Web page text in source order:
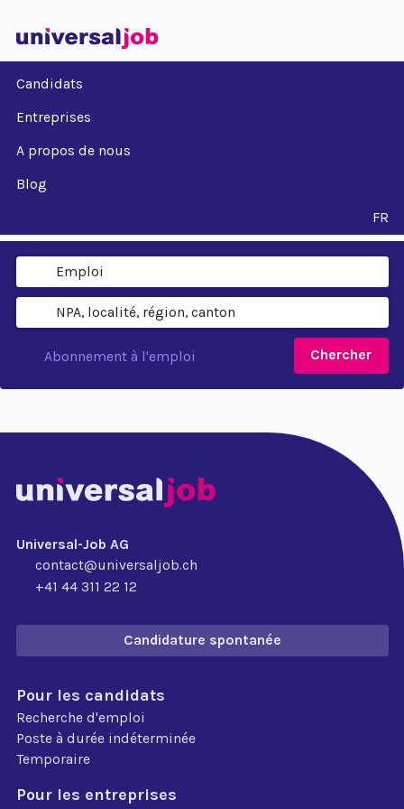
Candidats
Entreprises
A propos de nous
Blog
FR
Chercher
Abonnement à l'emploi
Universal-Job AG
contact@universaljob.ch
+41 44 311 22 12
Candidature spontanée
Pour les candidats
Recherche d'emploi
Poste à durée indéterminée
Temporaire
Pour les entreprises